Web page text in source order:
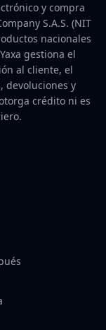
y compra
S.A.S. (NIT
nacionales
gestiona el
al cliente, el
devoluciones y
crédito ni es